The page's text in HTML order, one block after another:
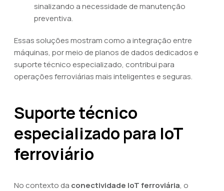
sinalizando a necessidade de manutenção
preventiva.
Essas soluções mostram como a integração entre
máquinas, por meio de planos de dados dedicados e
suporte técnico especializado, contribui para
operações ferroviárias mais inteligentes e seguras.
Suporte técnico
especializado para IoT
ferroviário
No contexto da conectividade IoT ferroviária, o